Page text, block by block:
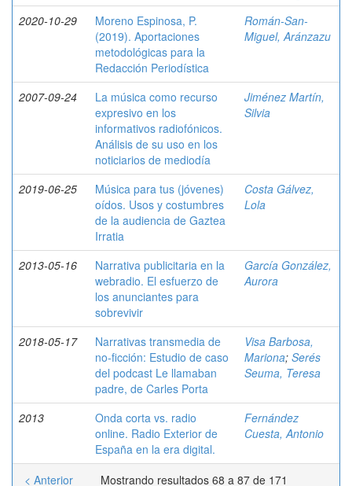
2020-10-29
Moreno Espinosa, P.
(2019). Aportaciones
metodológicas para la
Redacción Periodística
Román-San-
Miguel, Aránzazu
2007-09-24
La música como recurso
expresivo en los
informativos radiofónicos.
Análisis de su uso en los
noticiarios de mediodía
Jiménez Martín,
Silvia
2019-06-25
Música para tus (jóvenes)
oídos. Usos y costumbres
de la audiencia de Gaztea
Irratia
Costa Gálvez,
Lola
2013-05-16
Narrativa publicitaria en la
webradio. El esfuerzo de
los anunciantes para
sobrevivir
García González,
Aurora
2018-05-17
Narrativas transmedia de
no-ficción: Estudio de caso
del podcast Le llamaban
padre, de Carles Porta
Visa Barbosa,
Mariona; Serés
Seuma, Teresa
2013
Onda corta vs. radio
online. Radio Exterior de
España en la era digital.
Fernández
Cuesta, Antonio
Mostrando resultados 68 a 87 de 171
< Anterior